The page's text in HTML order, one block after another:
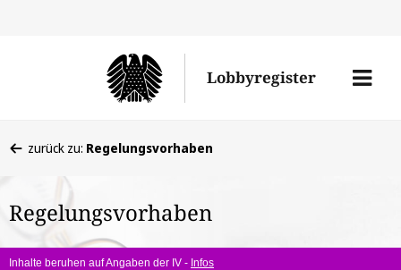
Lobbyregister
Menü
befinden
hier:
zurück zu: Regelungsvorhaben
Regelungsvorhaben
Inhalte beruhen auf Angaben der IV - Infos